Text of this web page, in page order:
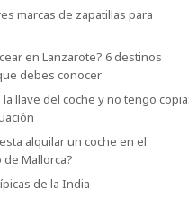
marcas de zapatillas para
en Lanzarote? 6 destinos
debes conocer
llave del coche y no tengo copia:
alquilar un coche en el
Mallorca?
de la India